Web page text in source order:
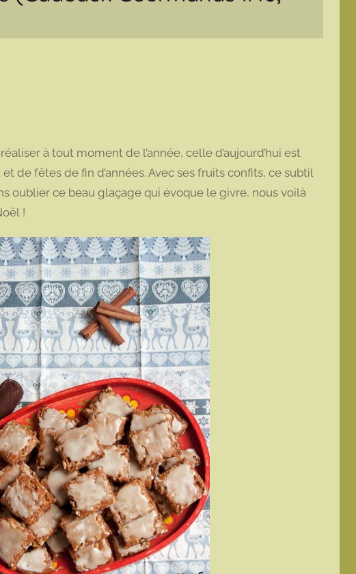
à tout moment de l’année, celle d’aujourd’hui est
de fêtes de fin d’années. Avec ses fruits confits, ce subtil
oublier ce beau glaçage qui évoque le givre, nous voilà
!